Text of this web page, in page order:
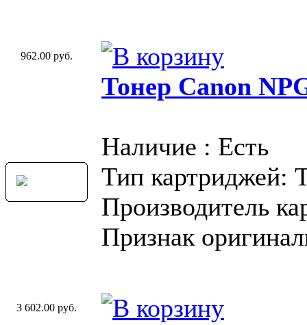
962.00 руб.
Тонер Canon
Наличие : Есть
Тип картриджей:
Производитель
Признак
3 602.00 руб.